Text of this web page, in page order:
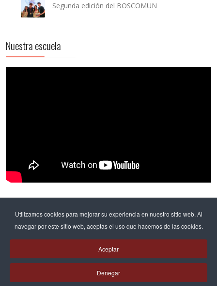
Utilizamos cookies para mejorar su experiencia en nuestro sitio web. Al
navegar por este sitio web, aceptas el uso que hacemos de las cookies.
Aceptar
Denegar
Segunda edición del BOSCOMUN
Nuestra escuela
Etiquetas populares
Formació professional 112 Formación profesional 108
Batxillerat 70 Bachillerato 68 Pastoral 66